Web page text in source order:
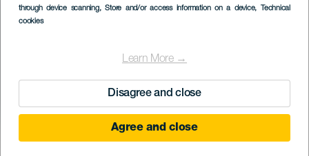
through device scanning, Store and/or access information on a device, Technical
cookies
Learn More →
Disagree and close
Agree and close